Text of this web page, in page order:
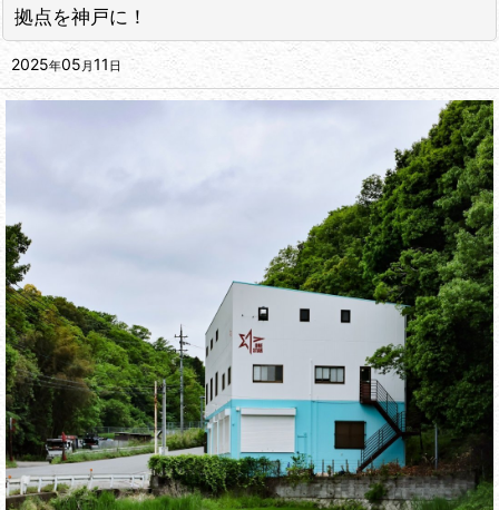
拠点を神戸に！
2025年05 月11 日